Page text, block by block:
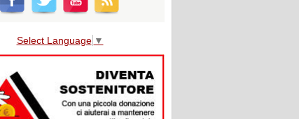
Select Language ▼